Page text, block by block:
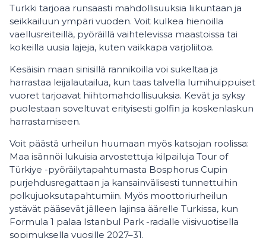
Turkki tarjoaa runsaasti mahdollisuuksia liikuntaan ja
seikkailuun ympäri vuoden. Voit kulkea hienoilla
vaellusreiteillä, pyöräillä vaihtelevissa maastoissa tai
kokeilla uusia lajeja, kuten vaikkapa varjoliitoa.
Kesäisin maan sinisillä rannikoilla voi sukeltaa ja
harrastaa leijalautailua, kun taas talvella lumihuippuiset
vuoret tarjoavat hiihtomahdollisuuksia. Kevät ja syksy
puolestaan soveltuvat erityisesti golfin ja koskenlaskun
harrastamiseen.
Voit päästä urheilun huumaan myös katsojan roolissa:
Maa isännöi lukuisia arvostettuja kilpailuja Tour of
Türkiye -pyöräilytapahtumasta Bosphorus Cupin
purjehdusregattaan ja kansainvälisesti tunnettuihin
polkujuoksutapahtumiin. Myös moottoriurheilun
ystävät pääsevät jälleen lajinsa äärelle Turkissa, kun
Formula 1 palaa Istanbul Park -radalle viisivuotisella
sopimuksella vuosille 2027–31.